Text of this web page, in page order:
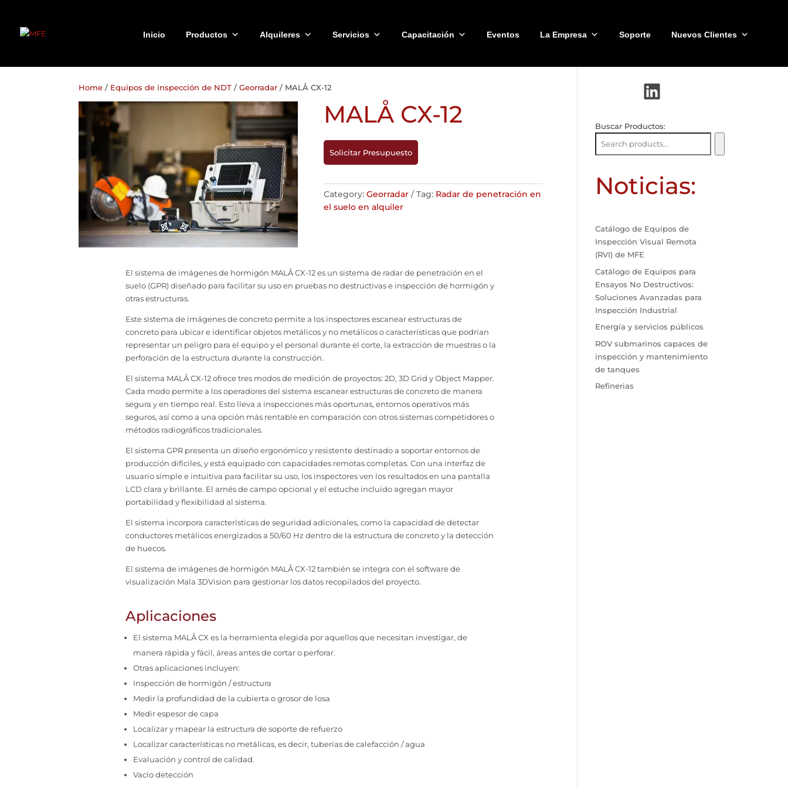
Inicio Productos Alquileres Servicios Capacitación Eventos La Empresa Soporte Nuevos Clientes
Home / Equipos de inspección de NDT /Georradar / MALÅ CX-12
MALÅ CX-12
Solicitar Presupuesto
Category: Georradar Tag: Radar de penetración en
el suelo en alquiler
El sistema de imágenes de hormigón MALÅ CX-12 es un sistema de radar de penetración en el
suelo (GPR) diseñado para facilitar su uso en pruebas no destructivas e inspección de hormigón y
otras estructuras.
Este sistema de imágenes de concreto permite a los inspectores escanear estructuras de
concreto para ubicar e identificar objetos metálicos y no metálicos o características que podrían
representar un peligro para el equipo y el personal durante el corte, la extracción de muestras o la
perforación de la estructura durante la construcción.
El sistema MALÅ CX-12 ofrece tres modos de medición de proyectos: 2D, 3D Grid y Object Mapper.
Cada modo permite a los operadores del sistema escanear estructuras de concreto de manera
segura y en tiempo real. Esto lleva a inspecciones más oportunas, entornos operativos más
seguros, así como a una opción más rentable en comparación con otros sistemas competidores o
métodos radiográficos tradicionales.
El sistema GPR presenta un diseño ergonómico y resistente destinado a soportar entornos de
producción difíciles, y está equipado con capacidades remotas completas. Con una interfaz de
usuario simple e intuitiva para facilitar su uso, los inspectores ven los resultados en una pantalla
LCD clara y brillante. El arnés de campo opcional y el estuche incluido agregan mayor
portabilidad y flexibilidad al sistema.
El sistema incorpora características de seguridad adicionales, como la capacidad de detectar
conductores metálicos energizados a 50/60 Hz dentro de la estructura de concreto y la detección
de huecos.
El sistema de imágenes de hormigón MALÅ CX-12 también se integra con el software de
visualización Mala 3DVision para gestionar los datos recopilados del proyecto.
Aplicaciones
El sistema MALÅ CX es la herramienta elegida por aquellos que necesitan investigar, de
manera rápida y fácil, áreas antes de cortar o perforar.
Otras aplicaciones incluyen:
Inspección de hormigón / estructura
Medir la profundidad de la cubierta ogrosor de losa
Medir espesor de capa
Localizar y mapear la estructura de soporte de refuerzo
Localizarcaracterísticas no metálicas, es decir, tuberías de calefacción / agua
Evaluación y control de calidad.
Vacíodetección
LinkedIn
Buscar Productos:
Noticias:
Catálogo de Equipos de
Inspección Visual Remota
(RVI) de MFE
Catálogo de Equipos para
Ensayos No Destructivos:
Soluciones Avanzadas para
Inspección Industrial
Energía y servicios públicos
ROV submarinos capaces de
inspección y mantenimiento
de tanques
Refinerias